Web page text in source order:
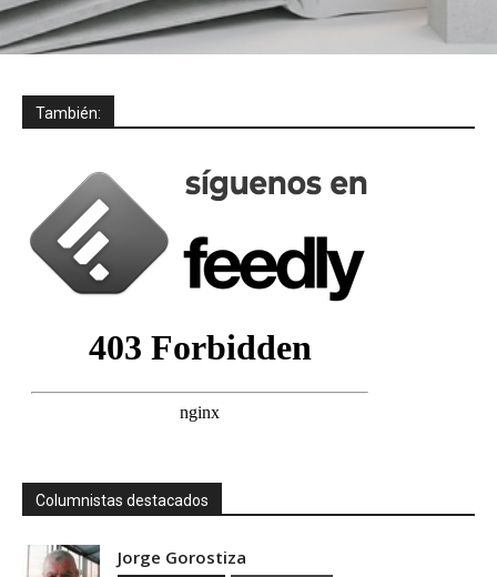
También:
Columnistas destacados
Jorge Gorostiza